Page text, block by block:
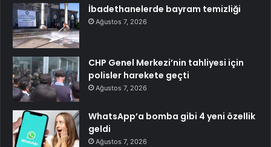
İbadethanelerde bayram temizliği
Ağustos 7, 2026
CHP Genel Merkezi’nin tahliyesi için
polisler harekete geçti
Ağustos 7, 2026
WhatsApp’a bomba gibi 4 yeni özellik
geldi
Ağustos 7, 2026